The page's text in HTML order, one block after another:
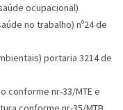
ocupacional)
no trabalho) nº24 de
portaria 3214 de
conforme nr-33/MTE e